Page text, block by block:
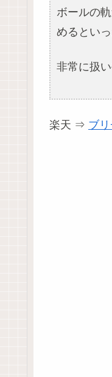
ボールの
めるとい
非常に扱
楽天 ⇒ ブ